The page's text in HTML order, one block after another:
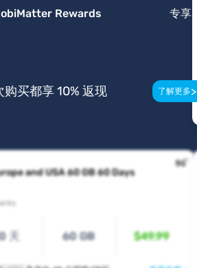
Rewards 专享
购买都享 10% 返现 了解更多>
and USA 60 GB 60 Days
天 60 GB $49.99